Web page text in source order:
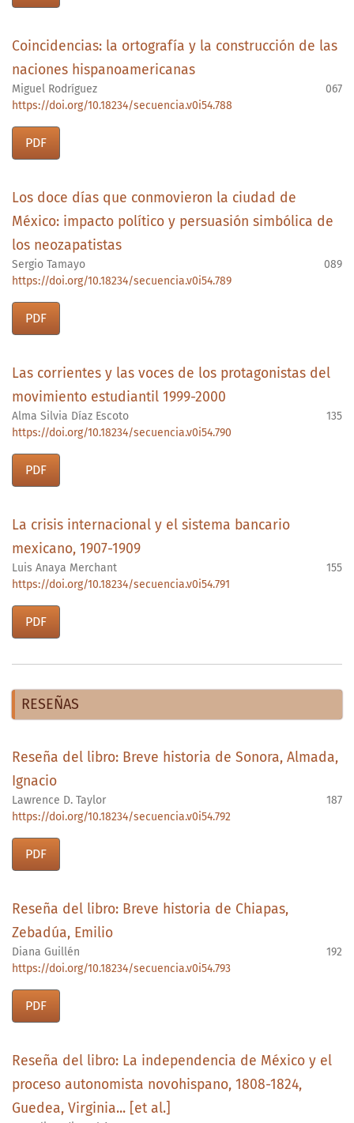
Coincidencias: la ortografía y la construcción de las
naciones hispanoamericanas
Miguel Rodríguez
067
https://doi.org/10.18234/secuencia.v0i54.788
PDF
Los doce días que conmovieron la ciudad de
México: impacto político y persuasión simbólica de
los neozapatistas
Sergio Tamayo
089
https://doi.org/10.18234/secuencia.v0i54.789
PDF
Las corrientes y las voces de los protagonistas del
movimiento estudiantil 1999-2000
Alma Silvia Díaz Escoto
135
https://doi.org/10.18234/secuencia.v0i54.790
PDF
La crisis internacional y el sistema bancario
mexicano, 1907-1909
Luis Anaya Merchant
155
https://doi.org/10.18234/secuencia.v0i54.791
PDF
RESEÑAS
Reseña del libro: Breve historia de Sonora, Almada,
Ignacio
Lawrence D. Taylor
187
https://doi.org/10.18234/secuencia.v0i54.792
PDF
Reseña del libro: Breve historia de Chiapas,
Zebadúa, Emilio
Diana Guillén
192
https://doi.org/10.18234/secuencia.v0i54.793
PDF
Reseña del libro: La independencia de México y el
proceso autonomista novohispano, 1808-1824,
Guedea, Virginia... [et al.]